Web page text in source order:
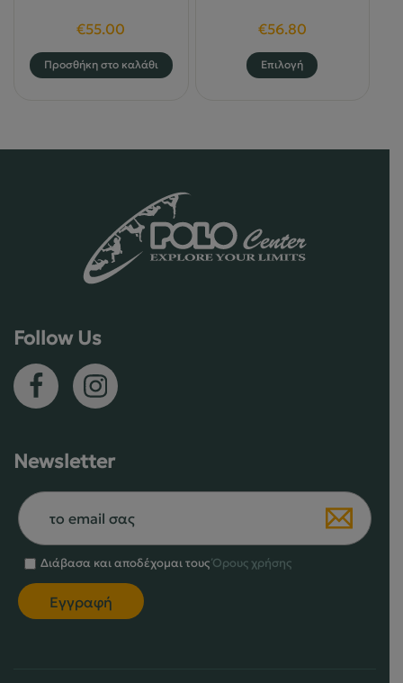
€55.00
Προσθήκη στο καλάθι
€56.80
Επιλογή
Αυτό
Follow Us
Newsletter
Διάβασα και αποδέχομαι τουςΌρους χρήσης